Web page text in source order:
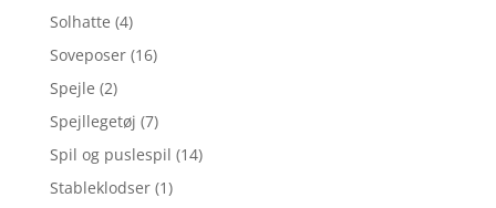
Solhatte (4)
Soveposer (16)
Spejle (2)
Spejllegetøj (7)
Spil og puslespil (14)
Stableklodser (1)